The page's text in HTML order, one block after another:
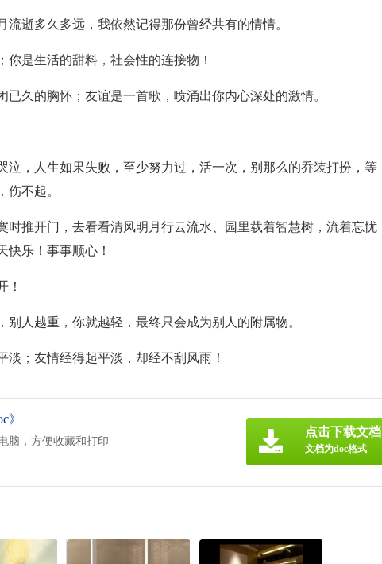
流逝多久多远，我依然记得那份曾经共有的情情。
你是生活的甜料，社会性的连接物！
已久的胸怀；友谊是一首歌，喷涌出你内心深处的激情。
泣，人生如果失败，至少努力过，活一次，别那么的乔装打扮，等
不起。
时推开门，去看看清风明月行云流水、园里载着智慧树，流着忘忧
快乐！事事顺心！
！
别人越重，你就越轻，最终只会成为别人的附属物。
淡；友情经得起平淡，却经不刮风雨！
》
脑，方便收藏和打印
点击下载文档
文档为doc格式